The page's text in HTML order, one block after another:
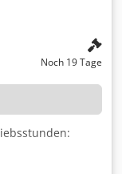
Noch 19 Tage